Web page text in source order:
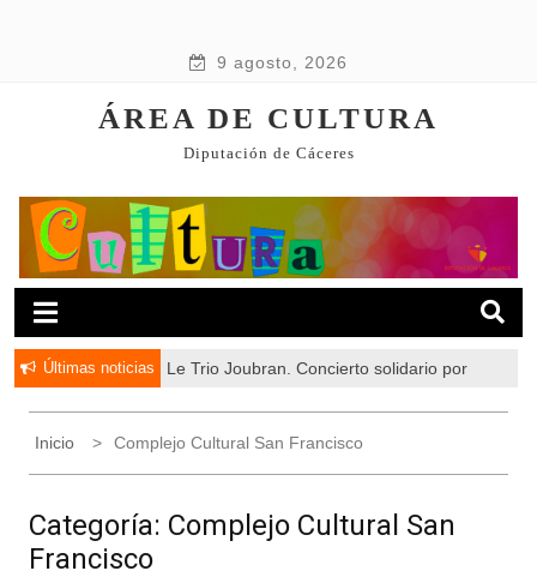
9 agosto, 2026
ÁREA DE CULTURA
Diputación de Cáceres
Últimas noticias
Le Trio Joubran. Concierto solidario por
Inicio Complejo Cultural San Francisco
Categoría: Complejo Cultural San
Francisco